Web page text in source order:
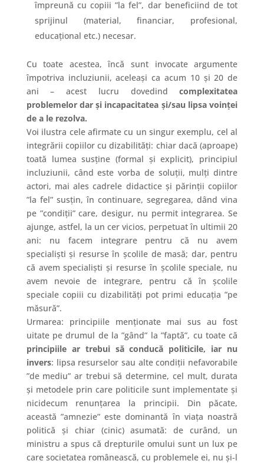
împreună cu copiii ”la fel”, dar beneficiind de tot
sprijinul (material, financiar, profesional,
educațional etc.) necesar.
Cu toate acestea, încă sunt invocate argumente
împotriva incluziunii, aceleași ca acum 10 și 20 de
ani – acest lucru dovedindcomplexitatea
problemelor dar și incapacitatea și/sau lipsa voinței
de a le rezolva.
Voi ilustra cele afirmate cu un singur exemplu, cel al
integrării copiilor cu dizabilități: chiar dacă (aproape)
toată lumea susține (formal și explicit), principiul
incluziunii, când este vorba de soluții, mulți dintre
actori, mai ales cadrele didactice și părinții copiilor
”la fel” susțin, în continuare, segregarea, dând vina
pe ”condiții” care, desigur, nu permit integrarea. Se
ajunge, astfel, la un cer vicios, perpetuat în ultimii 20
ani: nu facem integrare pentru că nu avem
specialiști și resurse în școlile de masă; dar, pentru
că avem specialiști și resurse în școlile speciale, nu
avem nevoie de integrare, pentru că în școlile
speciale copiii cu dizabilități pot primi educația ”pe
măsură”.
Urmarea: principiile menționate mai sus au fost
uitate pe drumul de la ”gând” la ”faptă”, cu toate că
principiile ar trebui să conducă politicile, iar nu
invers: lipsa resurselor sau alte condiții nefavorabile
”de mediu” ar trebui să determine, cel mult, durata
și metodele prin care politicile sunt implementate și
nicidecum renunțarea la principii. Din păcate,
această ”amnezie” este dominantă în viața noastră
politică și chiar (cinic) asumată: de curând, un
ministru a spus că drepturile omului sunt un lux pe
care societatea românească, cu problemele ei, nu și-l